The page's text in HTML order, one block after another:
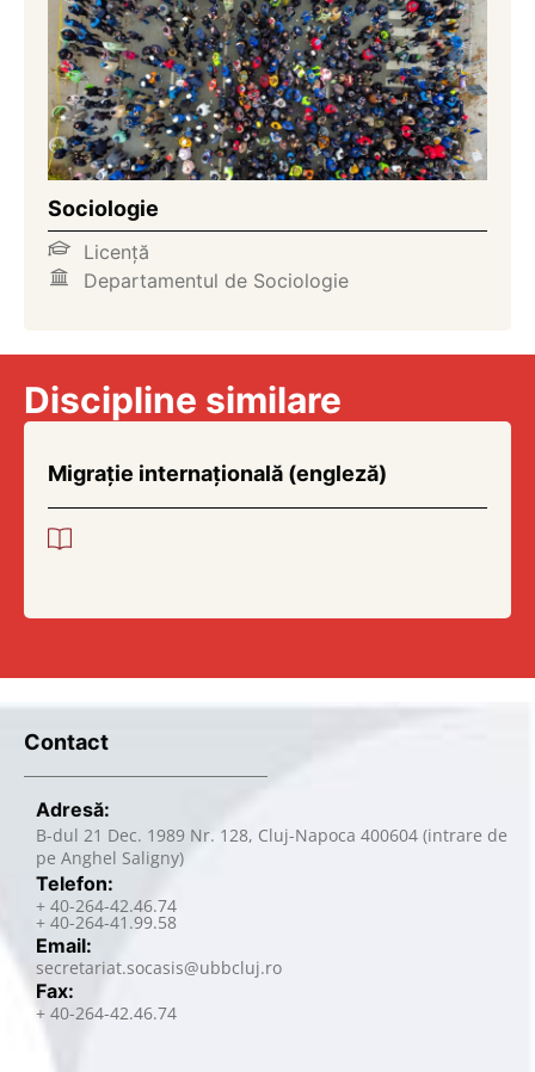
Sociologie
Licență
Departamentul de Sociologie
Discipline similare
Migrație internațională (engleză)
Contact
Adresă:
B-dul 21 Dec. 1989 Nr. 128, Cluj-Napoca 400604 (intrare de
pe Anghel Saligny)
Telefon:
+ 40-264-42.46.74
+ 40-264-41.99.58
Email:
secretariat.socasis@ubbcluj.ro
Fax:
+ 40-264-42.46.74